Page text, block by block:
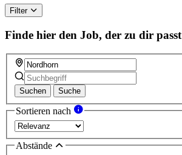
Filter
Finde hier den Job, der zu dir passt
Suchen Suche
Sortieren nach
Abstände